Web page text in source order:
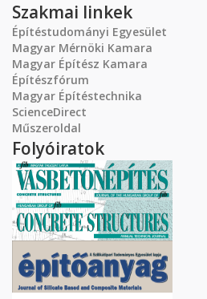
Szakmai linkek
Építéstudományi Egyesület
Magyar Mérnöki Kamara
Magyar Építész Kamara
Építészfórum
Magyar Építéstechnika
ScienceDirect
Műszeroldal
Folyóiratok